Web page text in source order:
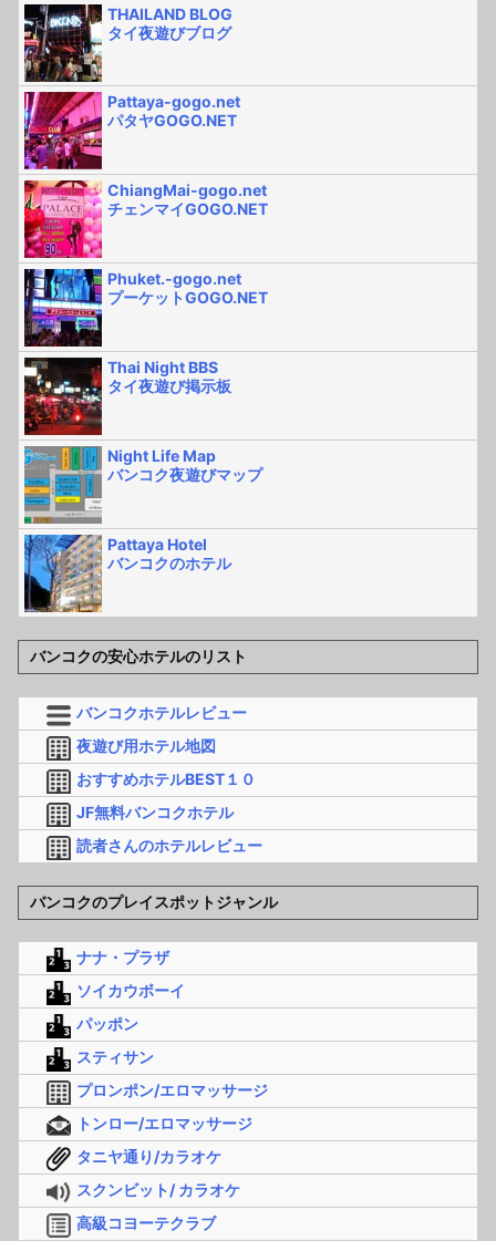
THAILAND BLOG
タイ夜遊びブログ
Pattaya-gogo.net
パタヤGOGO.NET
ChiangMai-gogo.net
チェンマイGOGO.NET
Phuket.-gogo.net
プーケットGOGO.NET
Thai Night BBS
タイ夜遊び掲示板
Night Life Map
バンコク夜遊びマップ
Pattaya Hotel
バンコクのホテル
バンコクの安心ホテルのリスト
バンコクホテルレビュー
夜遊び用ホテル地図
おすすめホテルBEST１０
JF無料バンコクホテル
読者さんのホテルレビュー
バンコクのプレイスポットジャンル
ナナ・プラザ
ソイカウボーイ
パッポン
スティサン
プロンポン/エロマッサージ
トンロー/エロマッサージ
タニヤ通り/カラオケ
スクンビット/ カラオケ
高級コヨーテクラブ